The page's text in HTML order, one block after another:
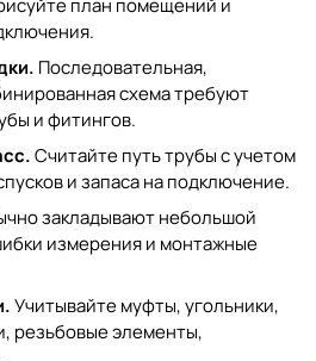
план помещений и
Последовательная,
схема требуют
и фитингов.
Считайте путь трубы с учетом
и запаса на подключение.
закладывают небольшой
измерения и монтажные
Учитывайте муфты, угольники,
резьбовые элементы,